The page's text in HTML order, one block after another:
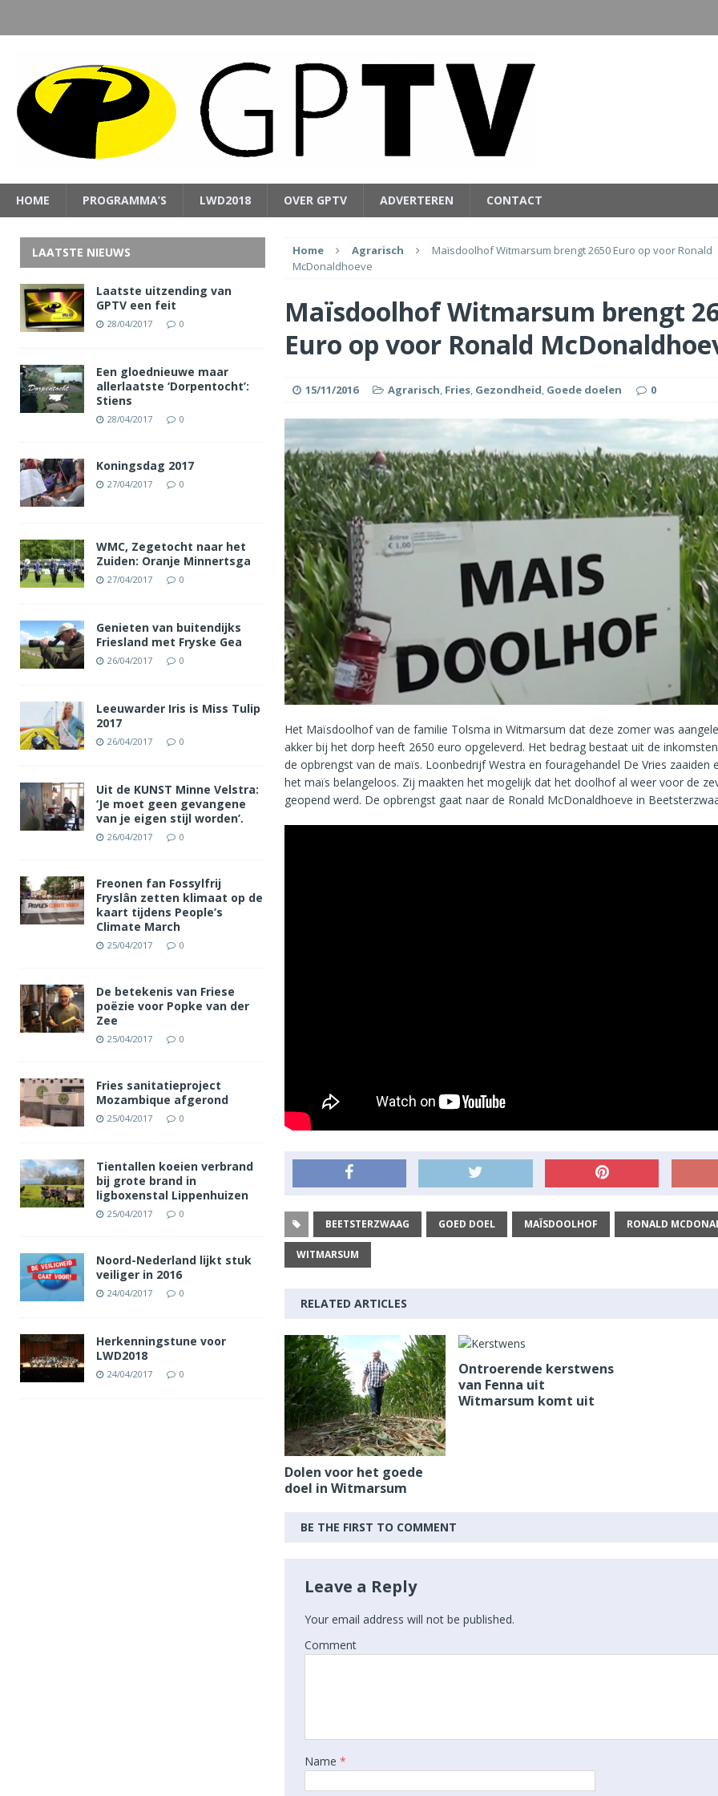
HOME PROGRAMMA’S LWD2018 OVER GPTV ADVERTEREN CONTACT
Home Agrarisch
Maïsdoolhof Witmarsum brengt 2650 Euro op voor Ronald
McDonaldhoeve
Maïsdoolhof Witmarsum brengt
Euro op voor Ronald
15/11/2016 Agrarisch, Fries, Gezondheid, Goede doelen 0
Het Maïsdoolhof van de familie Tolsma in Witmarsum dat deze zomer was
akker bij het dorp heeft 2650 euro opgeleverd. Het bedrag bestaat uit de
de opbrengst van de maïs. Loonbedrijf Westra en fouragehandel De Vries zaaiden
het maïs belangeloos. Zij maakten het mogelijk dat het doolhof al weer voor de
geopend werd. De opbrengst gaat naar de Ronald McDonaldhoeve in
BEETSTERZWAAG GOED DOEL MAÏSDOOLHOF RONALD
WITMARSUM
RELATED ARTICLES
Dolen voor het goede
doel in Witmarsum
Ontroerende kerstwens
van Fenna uit
Witmarsum komt uit
BE THE FIRST TO COMMENT
Leave a Reply
Your email address will not be published.
Comment
Name *
LAATSTE NIEUWS
Laatste uitzending van
GPTV een feit
28/04/2017 0
Een gloednieuwe maar
allerlaatste ‘Dorpentocht’:
Stiens
28/04/2017 0
Koningsdag 2017
27/04/2017 0
WMC, Zegetocht naar het
Zuiden: Oranje Minnertsga
27/04/2017 0
Genieten van buitendijks
Friesland met Fryske Gea
26/04/2017 0
Leeuwarder Iris is Miss Tulip
2017
26/04/2017 0
Uit de KUNST Minne Velstra:
‘Je moet geen gevangene
van je eigen stijl worden’.
26/04/2017 0
Freonen fan Fossylfrij
Fryslân zetten klimaat op de
kaart tijdens People’s
Climate March
25/04/2017 0
De betekenis van Friese
poëzie voor Popke van der
Zee
25/04/2017 0
Fries sanitatieproject
Mozambique afgerond
25/04/2017 0
Tientallen koeien verbrand
bij grote brand in
ligboxenstal Lippenhuizen
25/04/2017 0
Noord-Nederland lijkt stuk
veiliger in 2016
24/04/2017 0
Herkenningstune voor
LWD2018
24/04/2017 0